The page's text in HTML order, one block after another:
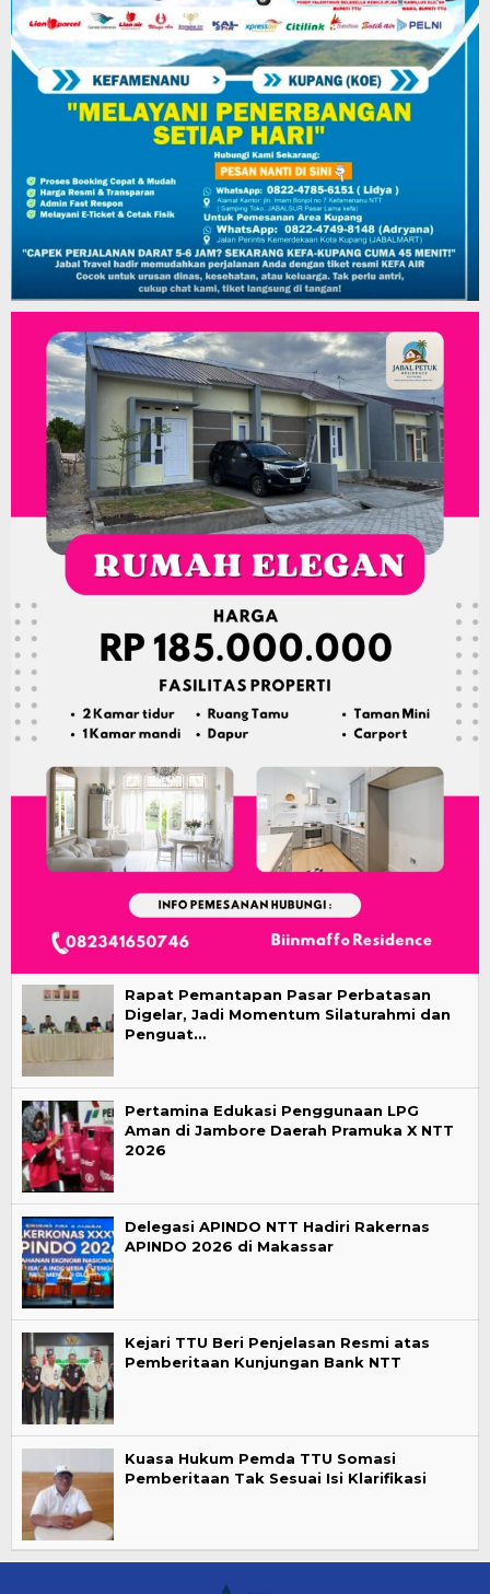
Rapat Pemantapan Pasar Perbatasan
Digelar, Jadi Momentum Silaturahmi dan
Penguat…
Pertamina Edukasi Penggunaan LPG
Aman di Jambore Daerah Pramuka X NTT
2026
Delegasi APINDO NTT Hadiri Rakernas
APINDO 2026 di Makassar
Kejari TTU Beri Penjelasan Resmi atas
Pemberitaan Kunjungan Bank NTT
Kuasa Hukum Pemda TTU Somasi
Pemberitaan Tak Sesuai Isi Klarifikasi